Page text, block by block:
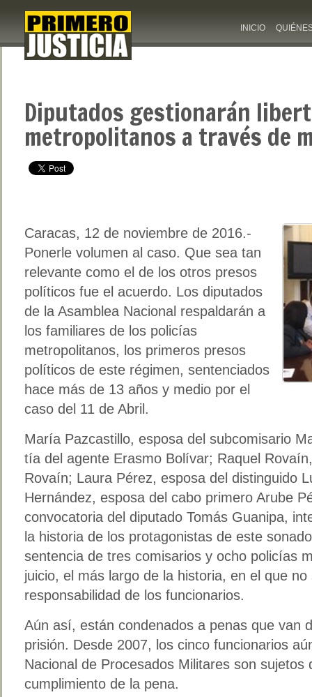
INICIO
Diputados gestionarán
metropolitanos a través de
Caracas, 12 de noviembre de 2016.-
Ponerle volumen al caso. Que sea tan
relevante como el de los otros presos
políticos fue el acuerdo. Los diputados
de la Asamblea Nacional respaldarán a
los familiares de los policías
metropolitanos, los primeros presos
políticos de este régimen, sentenciados
hace más de 13 años y medio por el
caso del 11 de Abril.
María Pazcastillo, esposa del subcomisario
tía del agente Erasmo Bolívar; Raquel
Rovaín; Laura Pérez, esposa del distinguido
Hernández, esposa del cabo primero Arube
convocatoria del diputado Tomás Guanipa,
la historia de los protagonistas de este
sentencia de tres comisarios y ocho policías
juicio, el más largo de la historia, en el que
responsabilidad de los funcionarios.
Aún así, están condenados a penas que van
prisión. Desde 2007, los cinco funcionarios
Nacional de Procesados Militares son sujetos
cumplimiento de la pena.